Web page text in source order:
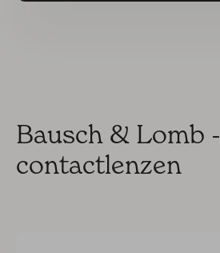
Bausch & Lomb -
contactlenzen